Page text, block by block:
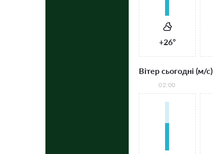
+26°
Вітер сьогодні (м/с)
02:00